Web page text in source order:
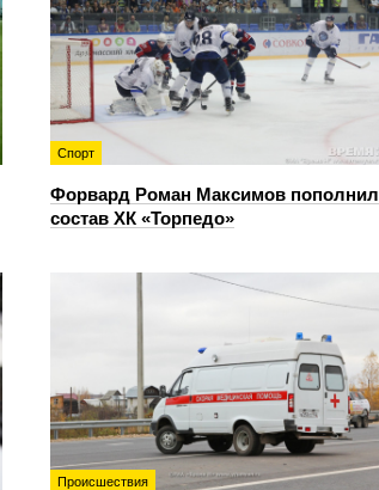
Спорт
Форвард Роман Максимов пополнил
состав ХК «Торпедо»
Происшествия